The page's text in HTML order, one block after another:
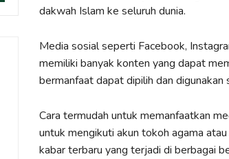
dakwah Islam ke seluruh dunia.
Media sosial seperti Facebook,
memiliki banyak konten yang dapat
bermanfaat dapat dipilih dan
Cara termudah untuk memanfaatkan
untuk mengikuti akun tokoh agama
kabar terbaru yang terjadi di berbagai